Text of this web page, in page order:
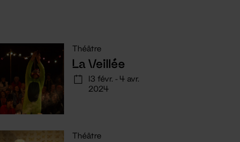
Théâtre
La Veillée
13 févr. - 4 avr.
2024
Théâtre